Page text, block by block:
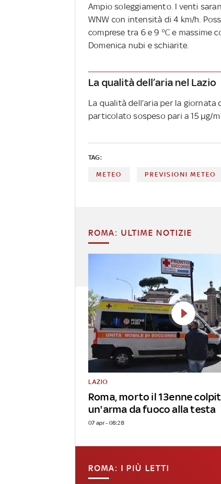
Ampio soleggiamento. I venti
WNW con intensità di 4 km/h.
comprese tra 6 e 9 °C e massime
Domenica nubi e schiarite.
La qualità dell’aria nel Lazio
La qualità dell’aria per la
particolato sospeso pari a 15 µg/
TAG:
METEO PREVISIONI METEO
ROMA: ULTIME NOTIZIE
Roma, morto il 13enne
un'arma da fuoco alla testa
LAZIO
07 apr - 08:28
ROMA: I PIÙ LETTI